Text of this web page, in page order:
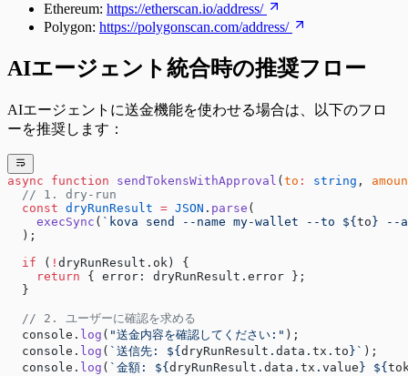
Ethereum: https://etherscan.io/address/
Polygon: https://polygonscan.com/address/
AIエージェント統合時の推奨フロー
AIエージェントに送金機能を使わせる場合は、以下のフロ
ーを推奨します：
async function sendTokensWithApproval ( to : string ,
  // 1. dry-run
  const
dryRunResult = JSON . parse (
    execSync
( `kova send --name my-wallet --to ${ to } --
  );
  if
( ! dryRunResult.ok) {
    return
{ error: dryRunResult.error };
  }
  // 2. ユーザーに確認を求める
  console.
log ( "送金内容を確認してください:" );
  console.
log ( `送信先: ${ dryRunResult . data . tx . to }` );
  console.
log ( `金額: ${ dryRunResult . data . tx . value } ${